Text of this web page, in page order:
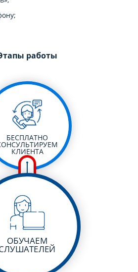
работы
БЕСПЛАТНО
КЛИЕНТА
ОБУЧАЕМ